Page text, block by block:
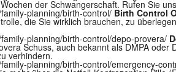
der Schwangerschaft. Rufen Sie
planning/birth-control/ Birth Control
die Sie wirklich brauchen, zu
planning/birth-control/depo-provera/
Schuss, auch bekannt als DMPA
verhindern.
planning/birth-control/emergency-